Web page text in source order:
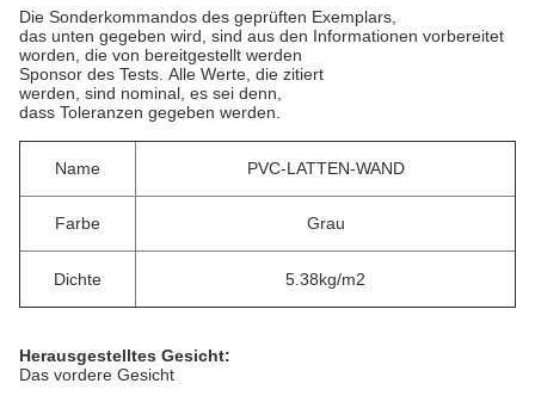
Die Sonderkommandos des geprüften Exemplars,
das unten gegeben wird, sind aus den Informationen vorbereitet
worden, die von bereitgestellt werden
Sponsor des Tests. Alle Werte, die zitiert
werden, sind nominal, es sei denn,
dass Toleranzen gegeben werden.
Name PVC-LATTEN-WAND
Farbe Grau
Dichte 5.38kg/m2
Herausgestelltes Gesicht:
Das vordere Gesicht